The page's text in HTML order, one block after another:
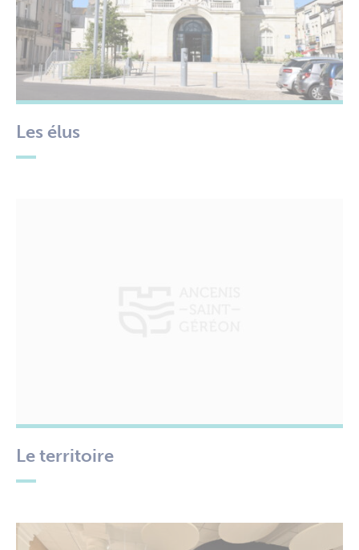
Les élus
Le territoire